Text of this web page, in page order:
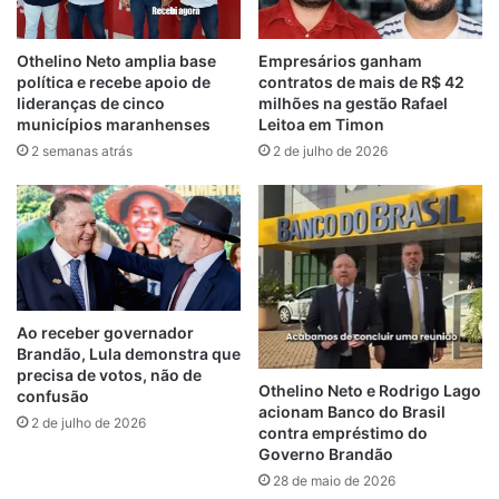
exploração do petróleo e gás, Pedreiras
recebeu R$ 45.358.228,29 (Quarenta e
cinco milhões, trezentos e cinquenta e oito
mil, duzentos e vinte oito reais e vinte nove
centavos) nos últimos três anos e meio,
oitocentos e quarenta e seis mil, trezentos
e cinquenta e nove reais e sessenta e oito
centavos) em 2021, R$ 15.909.966,63
(Quinze milhões, novecentos e nove mil,
novecentos e sessenta e seis reais e
sessenta e três centavos) em 2022, R$
10.555.012,91 (Dez Milhões, quinhentos e
cinquenta e cinco mil, doze reais e noventa
e um centavos) em 2023 e R$ 3.046.889,07
(Três milhões, quarenta e seis mil,
Othelino Neto amplia base
política e recebe apoio de
lideranças de cinco
municípios maranhenses
2 semanas atrás
Empresários ganham
contratos de mais de R$ 42
milhões na gestão Rafael
Leitoa em Timon
2 de julho de 2026
Ao receber governador
Brandão, Lula demonstra que
precisa de votos, não de
confusão
2 de julho de 2026
Othelino Neto e Rodrigo Lago
acionam Banco do Brasil
contra empréstimo do
Governo Brandão
28 de maio de 2026